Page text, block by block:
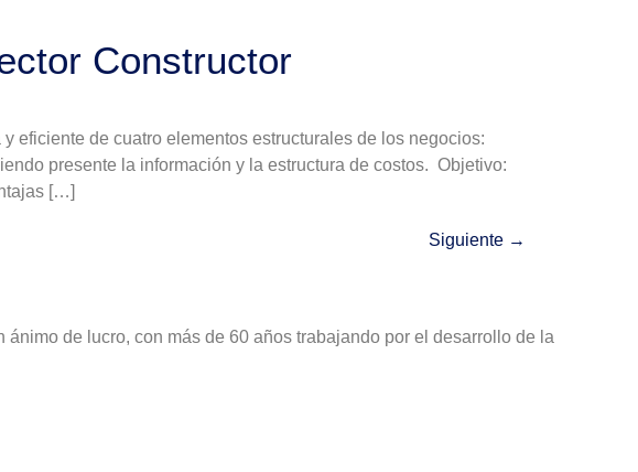
Constructor
eficiente de cuatro elementos estructurales de los negocios:
presente la información y la estructura de costos. Objetivo:
[…]
Siguiente →
de lucro, con más de 60 años trabajando por el desarrollo de la